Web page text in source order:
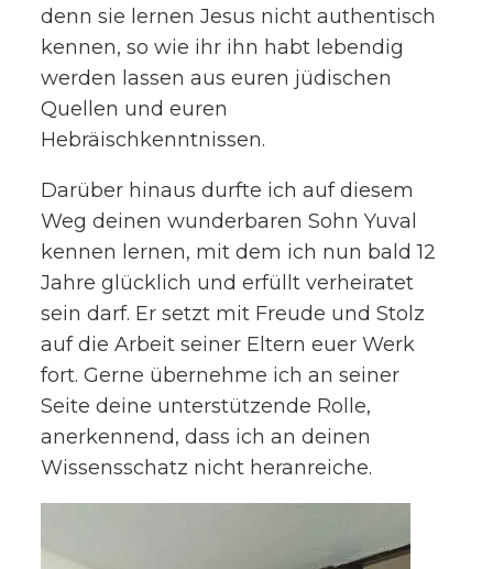
denn sie lernen Jesus nicht authentisch
kennen, so wie ihr ihn habt lebendig
werden lassen aus euren jüdischen
Quellen und euren
Hebräischkenntnissen.
Darüber hinaus durfte ich auf diesem
Weg deinen wunderbaren Sohn Yuval
kennen lernen, mit dem ich nun bald 12
Jahre glücklich und erfüllt verheiratet
sein darf. Er setzt mit Freude und Stolz
auf die Arbeit seiner Eltern euer Werk
fort. Gerne übernehme ich an seiner
Seite deine unterstützende Rolle,
anerkennend, dass ich an deinen
Wissensschatz nicht heranreiche.